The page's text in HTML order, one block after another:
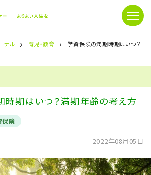
ー よりよい人生を
ナル 育児・教育
学資保険の満期時期はいつ？
時期はいつ？満期年齢の考え方
保険
2022年08月05日